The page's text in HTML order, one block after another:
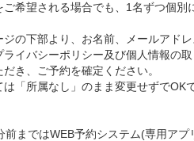
ご希望される場合でも、1名ずつ個別
ジの下部より、お名前、メールアド
イバシーポリシー及び個人情報の
き、ご予約を確定ください。
「所属なし」のまま変更せずでOK
前まではWEB予約システム(専用アプ